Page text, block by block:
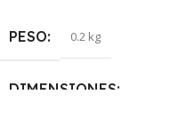
PESO 0.2 kg
DIMENSIONES